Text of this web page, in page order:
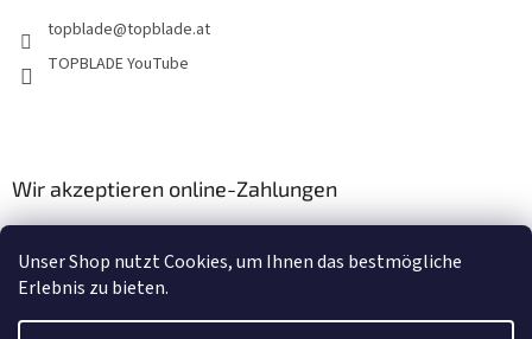
Unser Shop nutzt Cookies, um Ihnen das bestmögliche
Erlebnis zu bieten.
topblade@topblade.at
TOPBLADE YouTube
Wir akzeptieren online-Zahlungen